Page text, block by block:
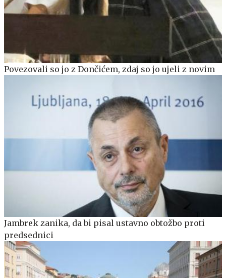
Povezovali so jo z Dončićem, zdaj so jo ujeli z novim
Jambrek zanika, da bi pisal ustavno obtožbo proti
predsednici